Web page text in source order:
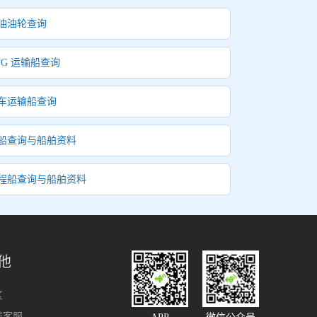
油轮查询
运输船查询
运输船查询
查询与船舶资料
船查询与船舶资料